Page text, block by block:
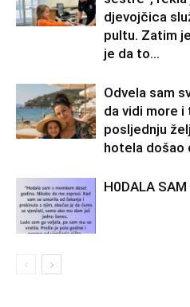
djevojčica
pultu. Zatim
je da to...
Odvela sam
da vidi more i
posljednju
hotela došao
H0DALA